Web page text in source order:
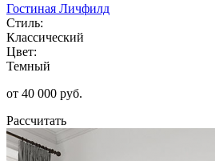
Гостиная Личфилд
Стиль:
Классический
Цвет:
Темный
от 40 000 руб.
Рассчитать